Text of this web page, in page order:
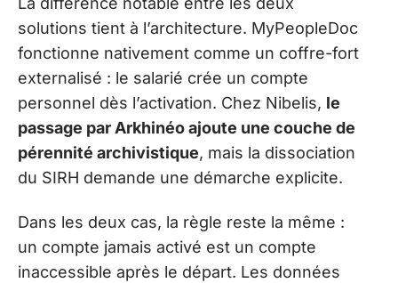
solutions tient à l’architecture. MyPeopleDoc
fonctionne nativement comme un coffre-fort
externalisé : le salarié crée un compte
personnel dès l’activation. Chez Nibelis, le
passage par Arkhinéo ajoute une couche de
pérennité archivistique, mais la dissociation
du SIRH demande une démarche explicite.
Dans les deux cas, la règle reste la même :
un compte jamais activé est un compte
inaccessible après le départ. Les données